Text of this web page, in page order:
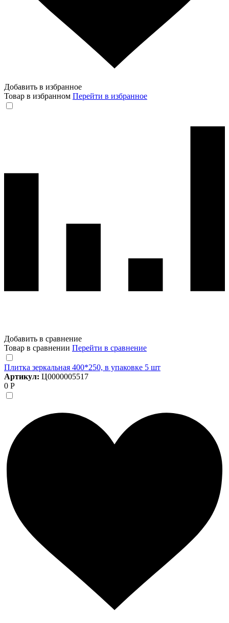
Добавить в избранное
Товар в избранном Перейти в избранное
Добавить в сравнение
Товар в сравнении Перейти в сравнение
Плитка зеркальная 400*250, в упаковке 5 шт
Артикул: Ц0000005517
0 Р